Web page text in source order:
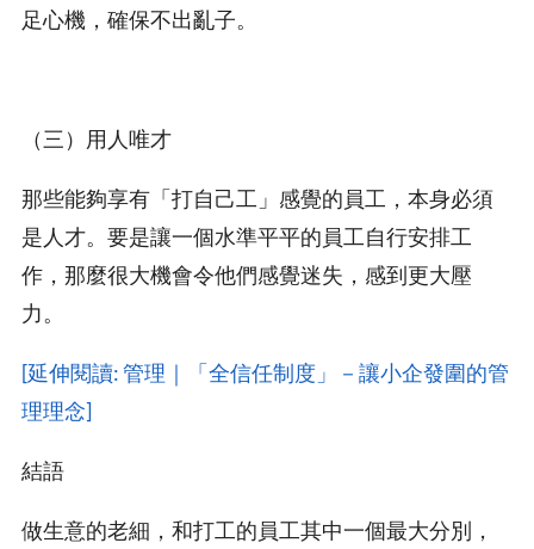
足心機，確保不出亂子。
（三）用人唯才
那些能夠享有「打自己工」感覺的員工，本身必須
是人才。要是讓一個水準平平的員工自行安排工
作，那麼很大機會令他們感覺迷失，感到更大壓
力。
[延伸閱讀: 管理｜「全信任制度」－讓小企發圍的管
理理念]
結語
做生意的老細，和打工的員工其中一個最大分別，